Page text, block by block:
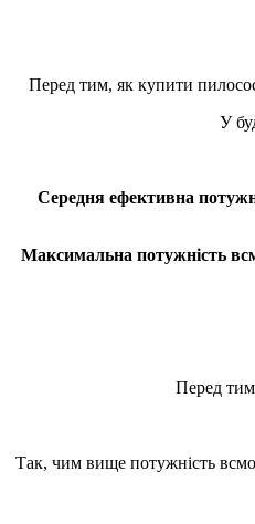
Перед тим, як купити
У
Середня ефективна
Максимальна потужність
Перед
Так, чим вище потужність